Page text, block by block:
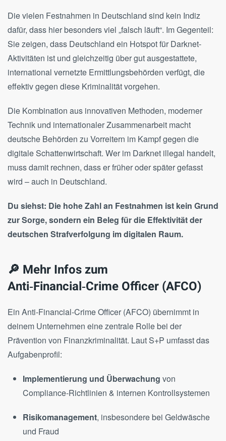
Die vielen Festnahmen in Deutschland sind kein Indiz
dafür, dass hier besonders viel „falsch läuft“. Im Gegenteil:
Sie zeigen, dass Deutschland ein Hotspot für Darknet-
Aktivitäten ist und gleichzeitig über gut ausgestattete,
international vernetzte Ermittlungsbehörden verfügt, die
effektiv gegen diese Kriminalität vorgehen.
Die Kombination aus innovativen Methoden, moderner
Technik und internationaler Zusammenarbeit macht
deutsche Behörden zu Vorreitern im Kampf gegen die
digitale Schattenwirtschaft. Wer im Darknet illegal handelt,
muss damit rechnen, dass er früher oder später gefasst
wird – auch in Deutschland.
Du siehst: Die hohe Zahl an Festnahmen ist kein Grund
zur Sorge, sondern ein Beleg für die Effektivität der
deutschen Strafverfolgung im digitalen Raum.
🔎 Mehr Infos zum
Anti‑Financial‑Crime Officer (AFCO)
Ein Anti‑Financial‑Crime Officer (AFCO) übernimmt in
deinem Unternehmen eine zentrale Rolle bei der
Prävention von Finanzkriminalität. Laut S+P umfasst das
Aufgabenprofil:
Implementierung und Überwachung von
Compliance‑Richtlinien & internen Kontrollsystemen
Risikomanagement, insbesondere bei Geldwäsche
und Fraud